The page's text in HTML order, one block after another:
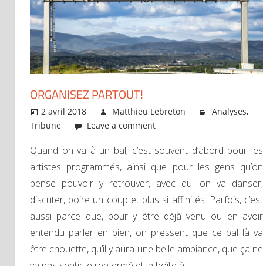
ORGANISEZ PARTOUT!
2 avril 2018 Matthieu Lebreton Analyses,
Tribune
Leave a comment
Quand on va à un bal, c’est souvent d’abord pour les
artistes programmés, ainsi que pour les gens qu’on
pense pouvoir y retrouver, avec qui on va danser,
discuter, boire un coup et plus si affinités. Parfois, c’est
aussi parce que, pour y être déjà venu ou en avoir
entendu parler en bien, on pressent que ce bal là va
être chouette, qu’il y aura une belle ambiance, que ça ne